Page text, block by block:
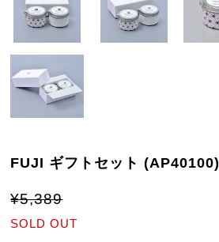
FUJI ギフトセット (AP40100)
¥5,389
SOLD OUT